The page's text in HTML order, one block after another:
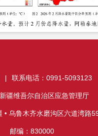
| 联系电话：0991-5093123
疆维吾尔自治区应急管理厅
• 乌鲁木齐水磨沟区六道湾路
邮编：830000